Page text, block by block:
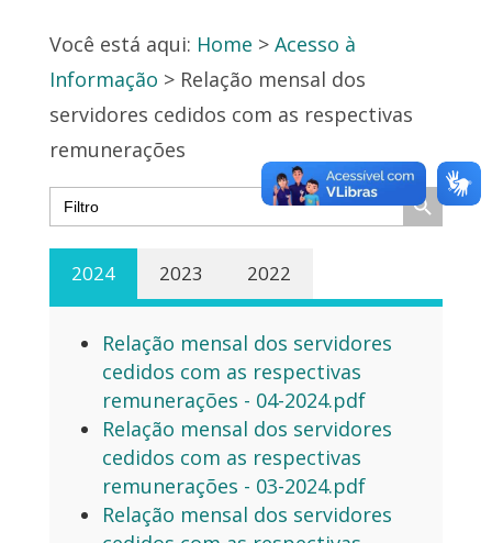
Você está aqui: Home > Acesso à
Informação > Relação mensal dos
servidores cedidos com as respectivas
remunerações
Search
for:
Search Button
2024 2023 2022
Relação mensal dos servidores
cedidos com as respectivas
remunerações - 04-2024.pdf
Relação mensal dos servidores
cedidos com as respectivas
remunerações - 03-2024.pdf
Relação mensal dos servidores